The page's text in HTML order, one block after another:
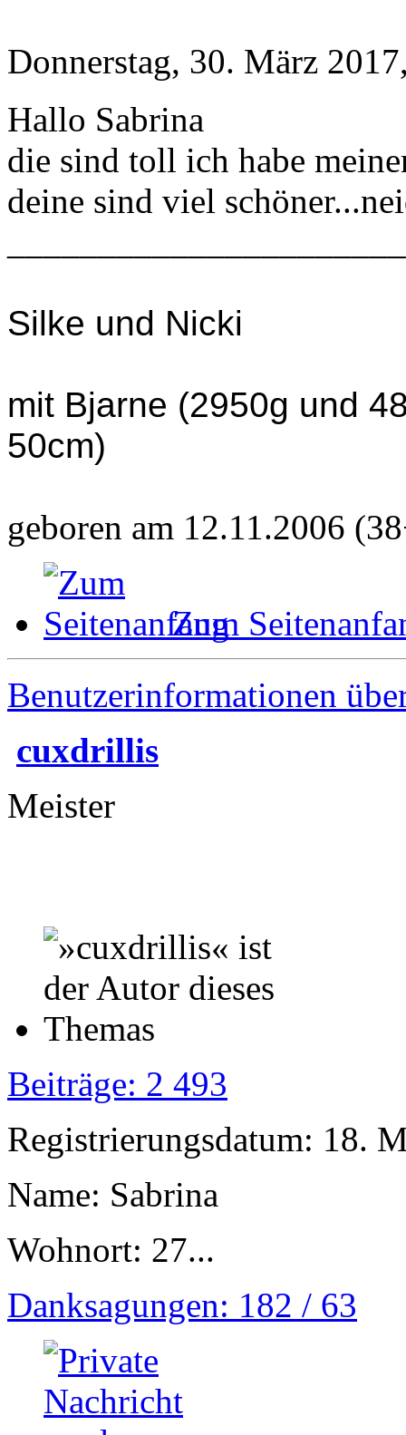
Donnerstag, 30. März
Hallo Sabrina
die sind toll ich habe
deine sind viel
Silke und Nicki
mit Bjarne (2950g und
50cm)
geboren am 12.11.2006
Zum
Benutzerinformationen
cuxdrillis
Meister
Beiträge: 2 493
Registrierungsdatum: 18.
Name: Sabrina
Wohnort: 27...
Danksagungen: 182 / 63